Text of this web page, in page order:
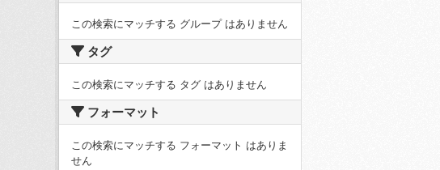
この検索にマッチする グループ はありません
タグ
この検索にマッチする タグ はありません
フォーマット
この検索にマッチする フォーマット はありま
せん